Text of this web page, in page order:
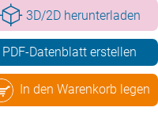
3D/2D herunterladen
PDF-Datenblatt erstellen
In den Warenkorb legen